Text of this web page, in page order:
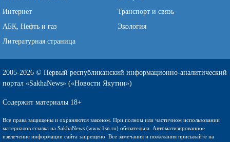
Интернет
Транспорт и связь
АБК, Нефть и газ
Экология
Литературная страница
2005-2026 © Первый республиканский информационно-аналитический
портал «SakhaNews» («Новости Якутии»)
Содержит материалы 18+
Все права защищены и охраняются законом. При полном или частичном использовании
материалов ссылка на SakhaNews (www.1sn.ru) обязательна. Автоматизированное
извлечение информации сайта запрещено. Все замечания и пожелания присылайте на